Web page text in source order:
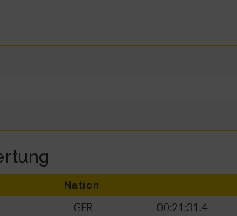
Nation
GER 00:21:31.4